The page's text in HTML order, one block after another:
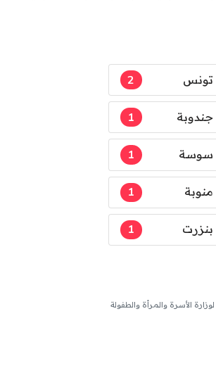
تونس 2
جندوبة 1
سوسة 1
منوبة 1
بنزرت 1
لوزارة الأسرة والمرأة والطفولة